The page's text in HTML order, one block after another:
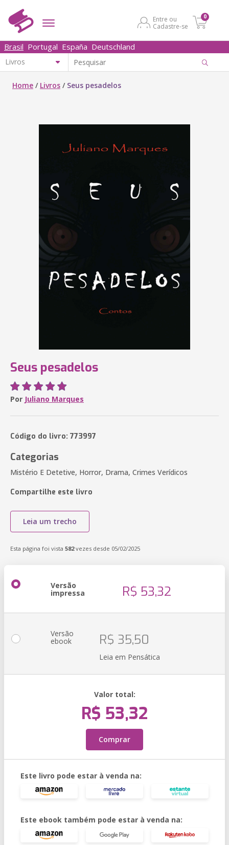
Entre ou
Cadastre-se
0
Brasil Portugal España Deutschland
Home / Livros / Seus pesadelos
Seus pesadelos
Por Juliano Marques
Código do livro: 773997
Categorias
Mistério E Detetive, Horror, Drama, Crimes Verídicos
Compartilhe este livro
Leia um trecho
Esta página foi vista 582vezes desde 05/02/2025
Versão
impressa R$ 53,32
Versão
ebook R$ 35,50
Leia em Pensática
Valor total:
R$ 53,32
Comprar
Este livro pode estar à venda na:
Este ebook também pode estar à venda na: